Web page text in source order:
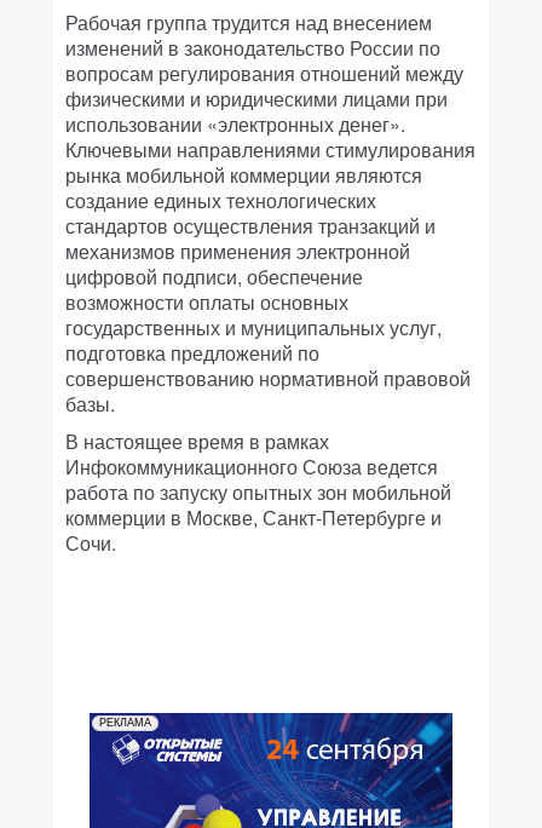
Рабочая группа трудится над внесением
изменений в законодательство России по
вопросам регулирования отношений между
физическими и юридическими лицами при
использовании «электронных денег».
Ключевыми направлениями стимулирования
рынка мобильной коммерции являются
создание единых технологических
стандартов осуществления транзакций и
механизмов применения электронной
цифровой подписи, обеспечение
возможности оплаты основных
государственных и муниципальных услуг,
подготовка предложений по
совершенствованию нормативной правовой
базы.
В настоящее время в рамках
Инфокоммуникационного Союза ведется
работа по запуску опытных зон мобильной
коммерции в Москве, Санкт-Петербурге и
Сочи.
РЕКЛАМА